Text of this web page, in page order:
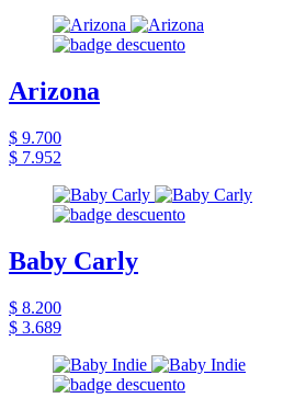
Arizona
$ 9.700
$ 7.952
Baby Carly
$ 8.200
$ 3.689